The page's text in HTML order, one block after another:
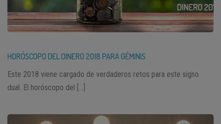
HORÓSCOPO DEL DINERO 2018 PARA GÉMINIS
Este 2018 viene cargado de verdaderos retos para este signo
dual. El horóscopo del […]